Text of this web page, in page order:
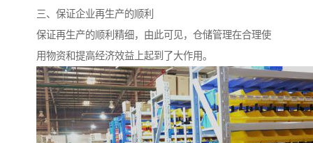
三、保证企业再生产的顺利
保证再生产的顺利精细，由此可见，仓储管理在合理使
用物资和提高经济效益上起到了大作用。